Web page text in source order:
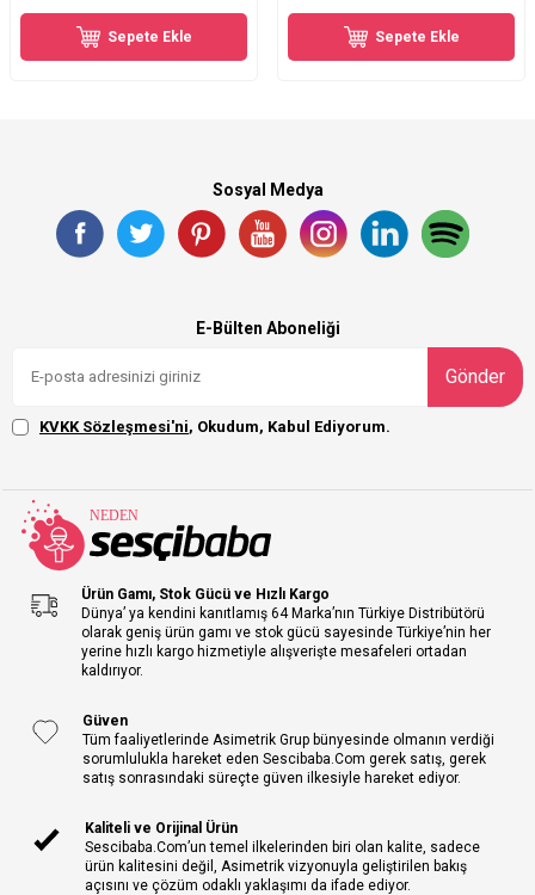
Sepete Ekle Sepete Ekle
Sosyal Medya
E-Bülten Aboneliği
Gönder
KVKK Sözleşmesi'ni, Okudum, Kabul Ediyorum.
Ürün Gamı, Stok Gücü ve Hızlı Kargo
Dünya’ ya kendini kanıtlamış 64 Marka’nın Türkiye Distribütörü
olarak geniş ürün gamı ve stok gücü sayesinde Türkiye’nin her
yerine hızlı kargo hizmetiyle alışverişte mesafeleri ortadan
kaldırıyor.
Güven
Tüm faaliyetlerinde Asimetrik Grup bünyesinde olmanın verdiği
sorumlulukla hareket eden Sescibaba.Com gerek satış, gerek
satış sonrasındaki süreçte güven ilkesiyle hareket ediyor.
Kaliteli ve Orijinal Ürün
Sescibaba.Com’un temel ilkelerinden biri olan kalite, sadece
ürün kalitesini değil, Asimetrik vizyonuyla geliştirilen bakış
açısını ve çözüm odaklı yaklaşımı da ifade ediyor.